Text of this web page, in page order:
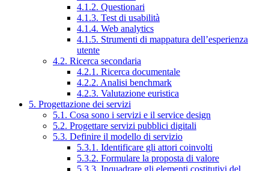
4.1.2. Questionari
4.1.3. Test di usabilità
4.1.4. Web analytics
4.1.5. Strumenti di mappatura dell’esperienza
utente
4.2. Ricerca secondaria
4.2.1. Ricerca documentale
4.2.2. Analisi benchmark
4.2.3. Valutazione euristica
5. Progettazione dei servizi
5.1. Cosa sono i servizi e il service design
5.2. Progettare servizi pubblici digitali
5.3. Definire il modello di servizio
5.3.1. Identificare gli attori coinvolti
5.3.2. Formulare la proposta di valore
5.3.3. Inquadrare gli elementi costitutivi del